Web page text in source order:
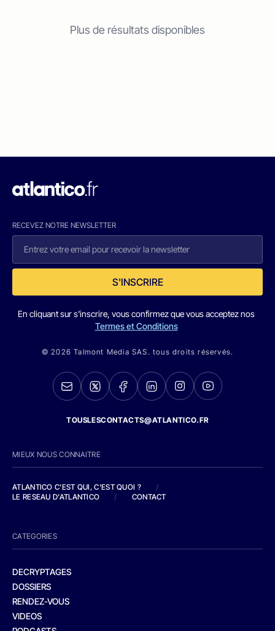
Plus de résultats disponibles
RECEVEZ NOTRE NEWSLETTER
S'INSCRIRE
En cliquant sur s'inscrire, vous confirmez que vous acceptez nos
Termes et Conditions
© 2026 Talmont Media SAS. tous droits réservés.
TOUSLESCONTACTS@ATLANTICO.FR
MIEUX NOUS CONNAITRE
ATLANTICO C'EST QUI, C'EST QUOI ?
/
LE RESEAU D'ATLANTICO
/ CONTACT
CATEGORIES
DECRYPTAGES
DOSSIERS
RENDEZ-VOUS
VIDEOS